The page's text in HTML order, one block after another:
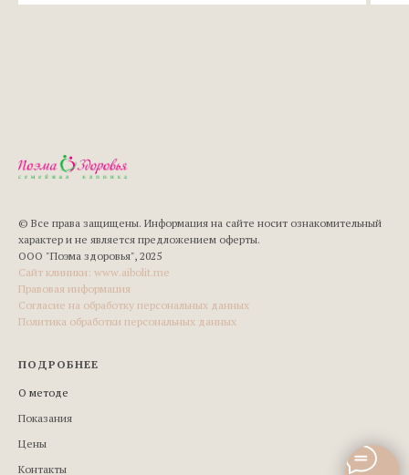
© Все права защищены. Информация на сайте носит ознакомительный
характер и не является предложением оферты.
ООО "Поэма здоровья", 2025
Сайт клиники: www.aibolit.me
Правовая информация
Согласие на обработку персональных данных
Политика обработки персональных данных
ПОДРОБНЕЕ
О методе
Показания
Цены
Контакты